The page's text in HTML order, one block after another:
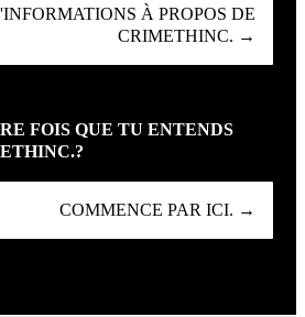
À PROPOS DE
CRIMETHINC. →
FOIS QUE TU ENTENDS
COMMENCE PAR ICI. →